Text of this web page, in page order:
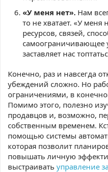
«У меня нет». Нам
то не хватает. «У меня
ресурсов, связей,
самоограничивающее
заставляет нас
Конечно, раз и навсегда
убеждений сложно. Но
ограничениями, в
Помимо этого, полезно
продавцов и, возможно,
собственным временем.
помощью системы
которая позволит
повышать личную
выстраивать управление